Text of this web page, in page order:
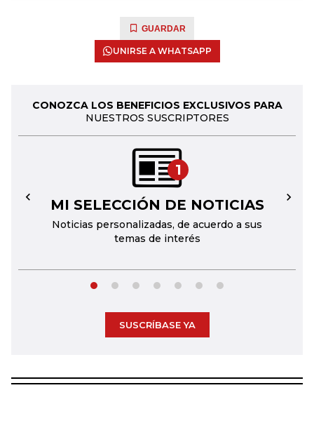
GUARDAR
UNIRSE A WHATSAPP
CONOZCA LOS BENEFICIOS EXCLUSIVOS PARA
NUESTROS SUSCRIPTORES
1
MI SELECCIÓN DE NOTICIAS
Noticias personalizadas, de acuerdo a sus
temas de interés
← →
SUSCRÍBASE YA